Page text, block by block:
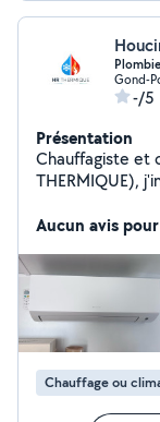
Gond-
-/5
Présentation
Chauffagiste et
THERMIQUE),
Travail soigné,
Devis gratuit.
Aucun avis
Chauffage ou